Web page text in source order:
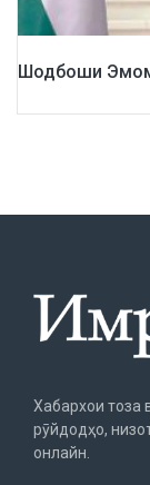
Шодбоши
Хабархои тоза
рӯйдодҳо,
онлайн.